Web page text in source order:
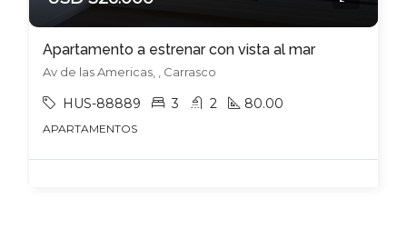
Apartamento a estrenar con vista al mar
Av de las Americas, , Carrasco
HUS-88889 3 2 80.00
APARTAMENTOS